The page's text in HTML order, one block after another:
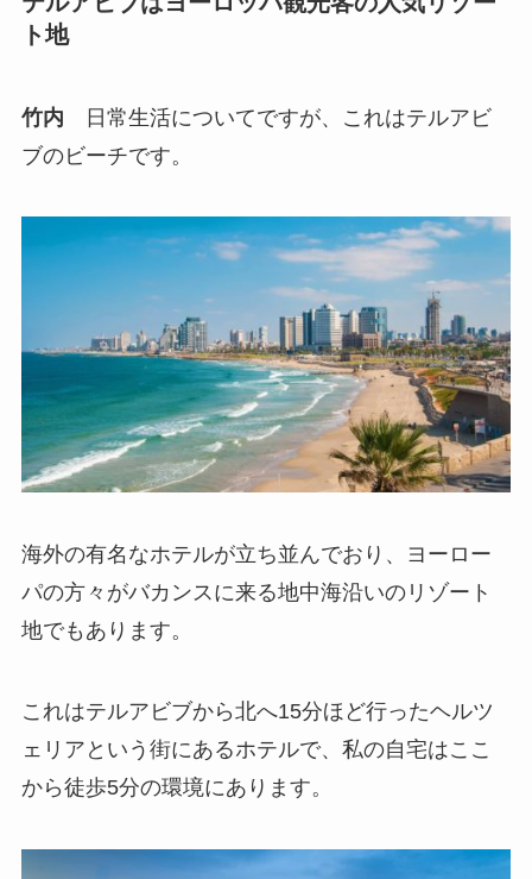
ト地
竹内 日常生活についてですが、これはテルアビ
ブのビーチです。
海外の有名なホテルが立ち並んでおり、ヨーロー
パの方々がバカンスに来る地中海沿いのリゾート
地でもあります。
これはテルアビブから北へ15分ほど行ったヘルツ
ェリアという街にあるホテルで、私の自宅はここ
から徒歩5分の環境にあります。